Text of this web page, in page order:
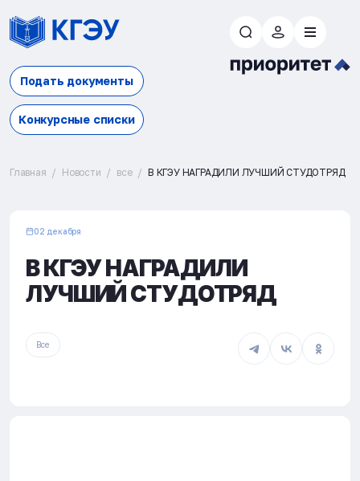
Подать документы
Конкурсные списки
Главная Новости все В КГЭУ НАГРАДИЛИ ЛУЧШИЙ СТУДОТРЯД
02 декабря
В КГЭУ НАГРАДИЛИ
ЛУЧШИЙ СТУДОТРЯД
Все